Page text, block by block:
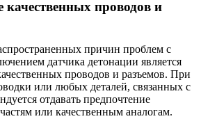
качественных проводов и
причин проблем с
датчика детонации является
проводов и разъемов. При
или любых деталей, связанных с
отдавать предпочтение
или качественным аналогам.